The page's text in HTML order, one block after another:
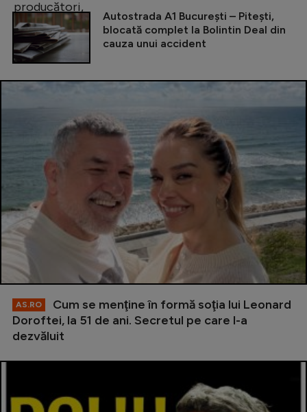
Autostrada A1 București – Pitești,
blocată complet la Bolintin Deal din
cauza unui accident
AS.RO
Cum se menţine în formă soţia lui Leonard
Doroftei, la 51 de ani. Secretul pe care l-a
dezvăluit